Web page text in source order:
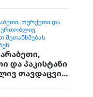
ᲗᲣᲠᲥᲔᲗᲘ ᲓᲐ
ᲔᲠᲗᲝᲑᲚᲘᲕ
ᲨᲔᲗᲐᲜᲮᲛᲔᲑᲐᲡ
და პაკისტანი
თავდაცვით